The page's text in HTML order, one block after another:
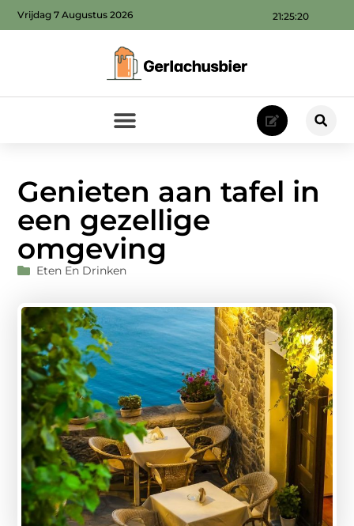
21:25:21
Vrijdag 7 Augustus 2026
Genieten aan tafel in
een gezellige
omgeving
Eten En Drinken